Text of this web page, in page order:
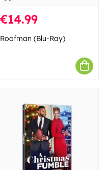
€14.99
Roofman (Blu-Ray)